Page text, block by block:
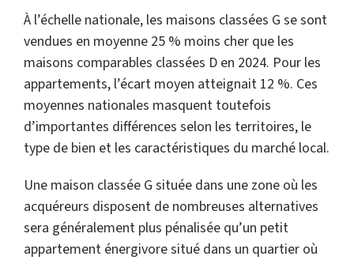
À l’échelle nationale, les maisons classées G se sont
vendues en moyenne 25 % moins cher que les
maisons comparables classées D en 2024. Pour les
appartements, l’écart moyen atteignait 12 %. Ces
moyennes nationales masquent toutefois
d’importantes différences selon les territoires, le
type de bien et les caractéristiques du marché local.
Une maison classée G située dans une zone où les
acquéreurs disposent de nombreuses alternatives
sera généralement plus pénalisée qu’un petit
appartement énergivore situé dans un quartier où